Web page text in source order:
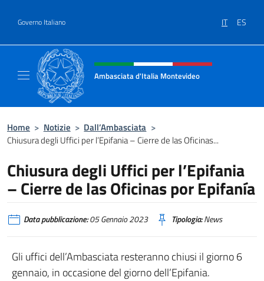
Governo Italiano IT ES
Intestazione sito, social e menù
Ambasciata d'Italia Montevideo
Home > Notizie > Dall’Ambasciata >
Chiusura degli Uffici per l’Epifania – Cierre de las Oficinas...
Chiusura degli Uffici per l’Epifania
– Cierre de las Oficinas por Epifanía
Data pubblicazione:05 Gennaio 2023 Tipologia:News
Gli uffici dell’Ambasciata resteranno chiusi il giorno 6
gennaio, in occasione del giorno dell’Epifania.